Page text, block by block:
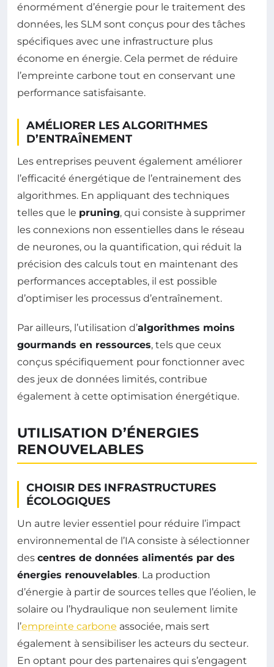
énormément d’énergie pour le traitement des
données, les SLM sont conçus pour des tâches
spécifiques avec une infrastructure plus
économe en énergie. Cela permet de réduire
l’empreinte carbone tout en conservant une
performance satisfaisante.
AMÉLIORER LES ALGORITHMES
D’ENTRAÎNEMENT
Les entreprises peuvent également améliorer
l’efficacité énergétique de l’entrainement des
algorithmes. En appliquant des techniques
telles que le pruning, qui consiste à supprimer
les connexions non essentielles dans le réseau
de neurones, ou la quantification, qui réduit la
précision des calculs tout en maintenant des
performances acceptables, il est possible
d’optimiser les processus d’entraînement.
Par ailleurs, l’utilisation d’algorithmes moins
gourmands en ressources, tels que ceux
conçus spécifiquement pour fonctionner avec
des jeux de données limités, contribue
également à cette optimisation énergétique.
UTILISATION D’ÉNERGIES
RENOUVELABLES
CHOISIR DES INFRASTRUCTURES
ÉCOLOGIQUES
Un autre levier essentiel pour réduire l’impact
environnemental de l’IA consiste à sélectionner
des centres de données alimentés par des
énergies renouvelables. La production
d’énergie à partir de sources telles que l’éolien, le
solaire ou l’hydraulique non seulement limite
l’empreinte carbone associée, mais sert
également à sensibiliser les acteurs du secteur.
En optant pour des partenaires qui s’engagent